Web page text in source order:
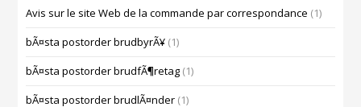
Avis sur le site Web de la commande par correspondance (1)
bÃ¤sta postorder brudbyrÃ¥ (1)
bÃ¤sta postorder brudfÃ¶retag (1)
bÃ¤sta postorder brudlÃ¤nder (1)